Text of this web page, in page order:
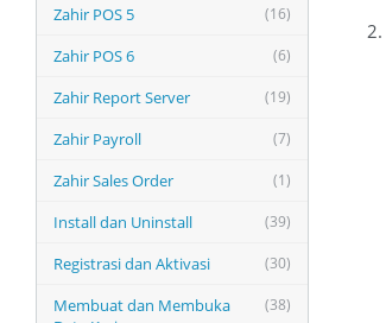
(16)
Zahir POS 5
(6)
Zahir POS 6
(19)
Zahir Report Server
(7)
Zahir Payroll
(1)
Zahir Sales Order
(39)
Install dan Uninstall
(30)
Registrasi dan Aktivasi
(38)
Membuat dan Membuka